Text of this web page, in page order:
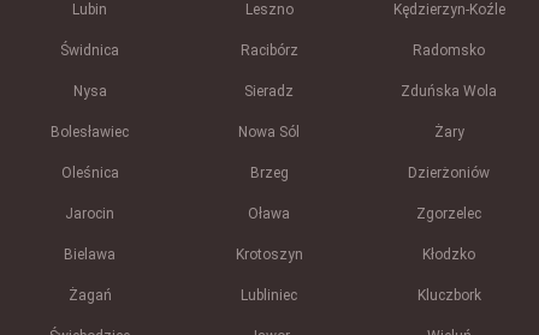
Lubin Leszno Kędzierzyn-Koźle
Świdnica Racibórz Radomsko
Nysa Sieradz Zduńska Wola
Bolesławiec Nowa Sól Żary
Oleśnica Brzeg Dzierżoniów
Jarocin Oława Zgorzelec
Bielawa Krotoszyn Kłodzko
Żagań Lubliniec Kluczbork